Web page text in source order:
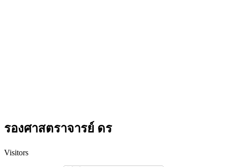
รองศาสตราจารย์ ดร
Visitors